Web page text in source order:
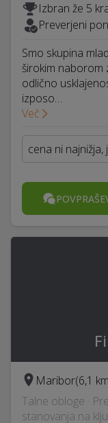
Izbran že 5
Preverjeni
Smo skupina
širokim naborom
odlično
izposo…
Več
cena ni
Maribor(6,1
Talne obloge ·
stanovanja na